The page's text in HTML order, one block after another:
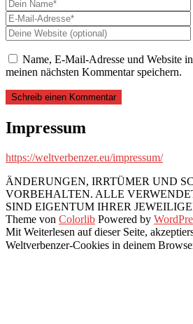
Name, E-Mail-Adresse und Website
meinen nächsten Kommentar speichern.
Impressum
https://weltverbenzer.eu/impressum/
ÄNDERUNGEN, IRRTÜMER UND
VORBEHALTEN. ALLE
SIND EIGENTUM IHRER
Theme von Colorlib Powered by
Mit Weiterlesen auf dieser Seite,
Weltverbenzer-Cookies in deinem